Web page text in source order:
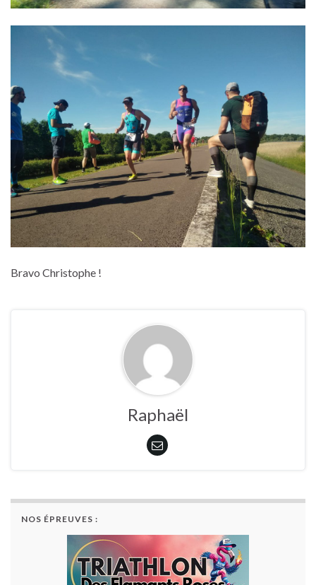
Bravo Christophe !
Raphaël
NOS ÉPREUVES :